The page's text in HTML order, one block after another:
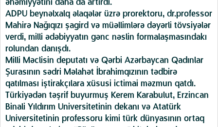
əhəmiyyətini daha da artırdı.
ADPU beynəlxalq əlaqələr üzrə prorektoru, dr.professor
Mahirə Nağıqızı şagird və müəllimlərə dəyərli tövsiyələr
verdi, milli ədəbiyyatın gənc nəslin formalaşmasındakı
rolundan danışdı.
Milli Məclisin deputatı və Qərbi Azərbaycan Qadınlar
Şurasının sədri Məlahət İbrahimqızının tədbirə
qatılması iştirakçılara xüsusi ictimai məzmun qatdı.
Türkiyədən təşrif buyurmuş Kerem Karabulut, Erzincan
Binali Yıldırım Universitetinin dekanı və Atatürk
Universitetinin professoru kimi türk dünyasının ortaq